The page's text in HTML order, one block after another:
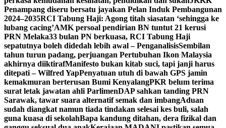
Penampang diseru bersatu jayakan Pelan Induk Pembangunan
2024–2035RCI Tabung Haji: Agong titah siasatan ‘sehingga ke
lubang cacing’AMK persoal pendirian BN tuntut 21 kerusi
PRN Melaka33 bulan PN berkuasa, RCI Tabung Haji
sepatutnya boleh didedah lebih awal – PenganalisisSembilan
tahun turun padang, perjuangan Pertubuhan Ikon Malaysia
akhirnya diiktirafManifesto bukan kitab suci, tapi janji harus
ditepati – Wilfred YapPenyatuan utuh di bawah GPS jamin
kemakmuran berterusan Bumi KenyalangPKR belum terima
surat letak jawatan ahli ParlimenDAP sahkan tanding PRN
Sarawak, tawar suara alternatif semak dan imbangAduan
sudah diangkat namun tiada tindakan selesai kes buli, salah
guna kuasa di sekolahBapa kandung ditahan, dera fizikal dan